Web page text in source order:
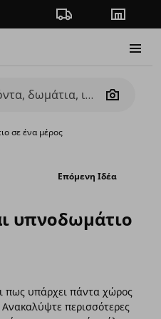
Πορεία παραγγελίας
Camera
σε ένα μέρος
Επόμενη Ιδέα
υπνοδωμάτιο
πως υπάρχει πάντα χώρος
περισσότερες